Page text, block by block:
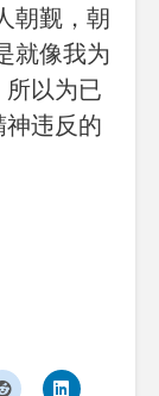
朝觐，朝
就像我为
所以为已
违反的